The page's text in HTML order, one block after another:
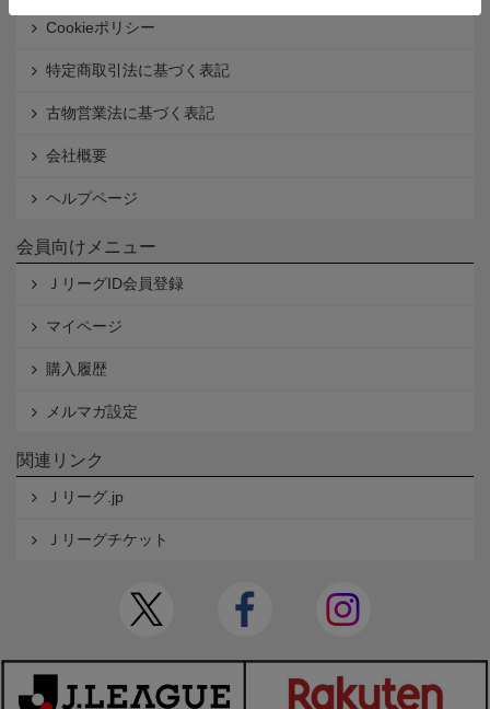
Cookieポリシー
特定商取引法に基づく表記
古物営業法に基づく表記
会社概要
ヘルプページ
会員向けメニュー
ＪリーグID会員登録
マイページ
購入履歴
メルマガ設定
関連リンク
Ｊリーグ.jp
Ｊリーグチケット